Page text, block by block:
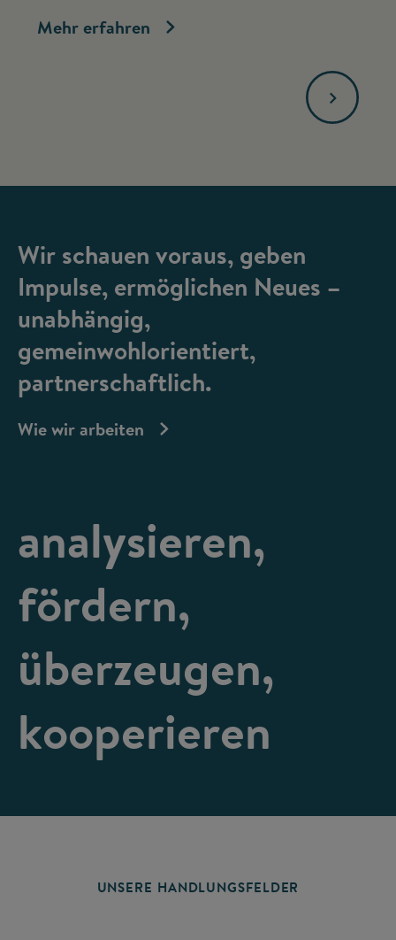
Mehr erfahren
Wir schauen voraus, geben
Impulse, ermöglichen Neues –
unabhängig,
gemeinwohlorientiert,
partnerschaftlich.
Wie wir arbeiten
analysieren,
fördern,
überzeugen,
kooperieren
UNSERE HANDLUNGSFELDER